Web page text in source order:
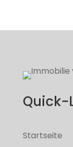
Quick-
Startseite